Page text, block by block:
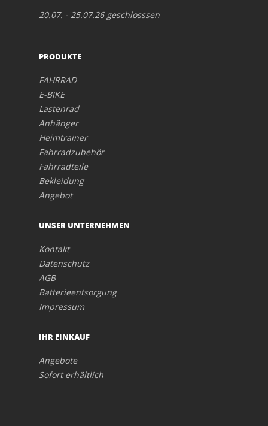
20.07. - 25.07.26 geschlosssen
PRODUKTE
FAHRRAD
E-BIKE
Lastenrad
Anhänger
Heimtrainer
Fahrradzubehör
Fahrradteile
Bekleidung
Angebot
UNSER UNTERNEHMEN
Kontakt
Datenschutz
AGB
Batterieentsorgung
Impressum
IHR EINKAUF
Angebote
Sofort erhältlich